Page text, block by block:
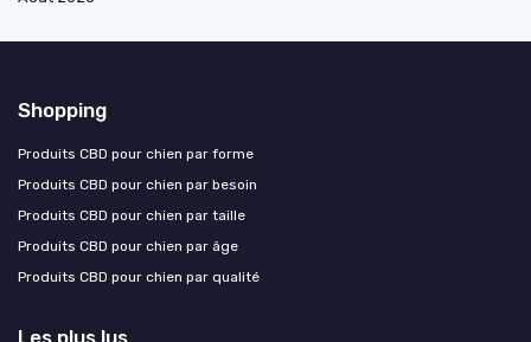
Shopping
Produits CBD pour chien par forme
Produits CBD pour chien par besoin
Produits CBD pour chien par taille
Produits CBD pour chien par âge
Produits CBD pour chien par qualité